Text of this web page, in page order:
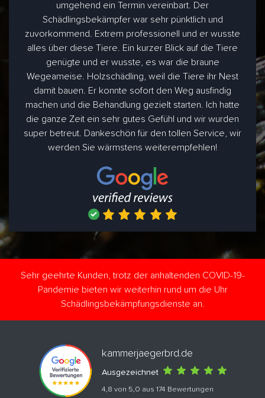
umgehend ein Termin vereinbart. Der
Schädlingsbekämpfer war sehr pünktlich und
zuvorkommend. Extrem professionell und er wusste
alles über diese Tiere. Ein kurzer Blick auf die Tiere
genügte und er wusste, es war die braune
Wegeameise. Holzschädling, weil die Tiere ihr Nest
damit bauen. Er konnte sofort den Weg ausfindig
machen und die Behandlung gezielt starten. Ich hatte
die ganze Zeit ein sehr gutes Gefühl und wir wurden
super betreut. Dankeschön für den tollen Service, wir
werden Sie wärmstens weiterempfehlen!
Sehr geehrte Kunden, trotz der anhaltenden COVID-19-
Pandemie bieten wir weiterhin rund um die Uhr
Schädlingsbekämpfungsdienste an.
kammerjaegerbrd.de
Ausgezeichnet
4,8 von 5,0 aus 174 Bewertungen